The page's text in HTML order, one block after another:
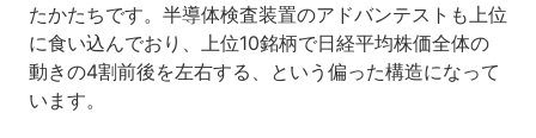
たかたちです。半導体検査装置のアドバンテストも上位
に食い込んでおり、上位10銘柄で日経平均株価全体の
動きの4割前後を左右する、という偏った構造になって
います。